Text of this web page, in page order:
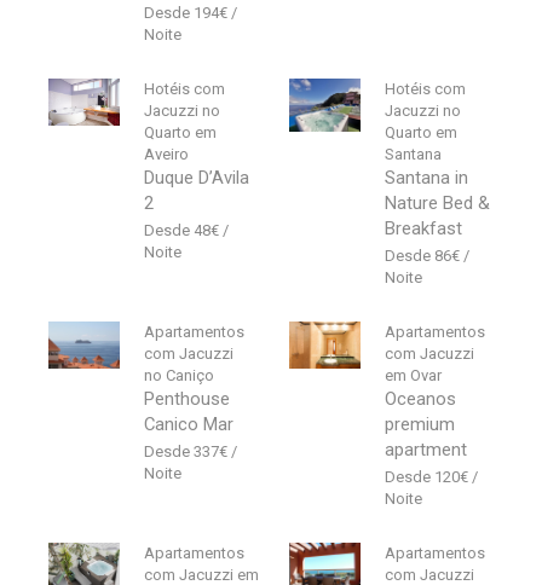
194€
Hotéis com
Jacuzzi no
Quarto em
Aveiro
Duque D’Avila
2
48€
Hotéis com
Jacuzzi no
Quarto em
Santana
Santana in
Nature Bed &
Breakfast
86€
Apartamentos
com Jacuzzi
no Caniço
Penthouse
Canico Mar
337€
Apartamentos
com Jacuzzi
em Ovar
Oceanos
premium
apartment
120€
Apartamentos
com Jacuzzi em
Apartamentos
com Jacuzzi